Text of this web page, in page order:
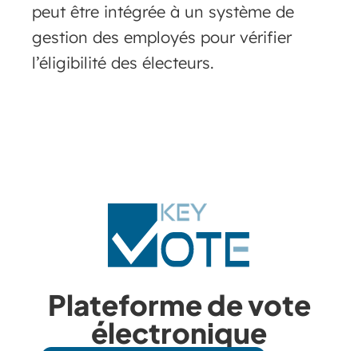
peut être intégrée à un système de
gestion des employés pour vérifier
l’éligibilité des électeurs.
Plateforme de vote
électronique